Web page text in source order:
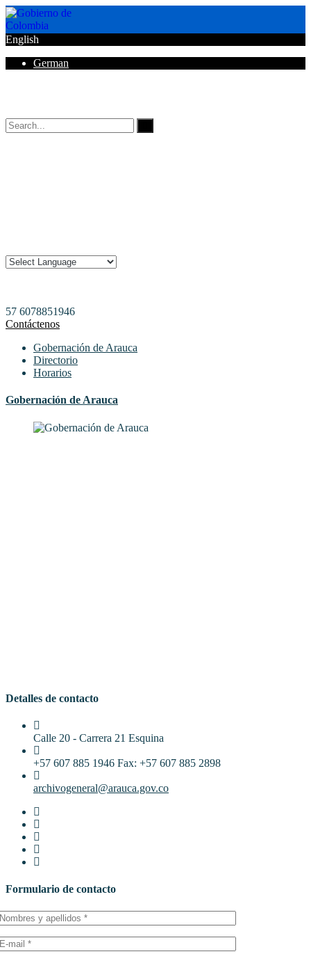
English
German
57 6078851946
Contáctenos
Gobernación de Arauca
Directorio
Horarios
Gobernación de Arauca
Detalles de contacto
Calle 20 - Carrera 21 Esquina
+57 607 885 1946 Fax: +57 607 885 2898
archivogeneral@arauca.gov.co
Formulario de contacto